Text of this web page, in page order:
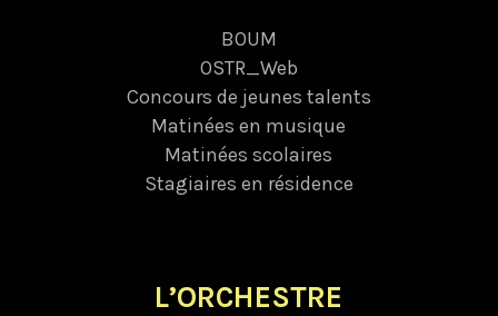
BOUM
OSTR_Web
Concours de jeunes talents
Matinées en musique
Matinées scolaires
Stagiaires en résidence
L’ORCHESTRE